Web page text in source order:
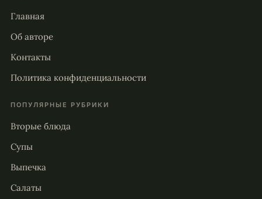
Главная
Об авторе
Контакты
Политика конфиденциальности
ПОПУЛЯРНЫЕ РУБРИКИ
Вторые блюда
Супы
Выпечка
Салаты